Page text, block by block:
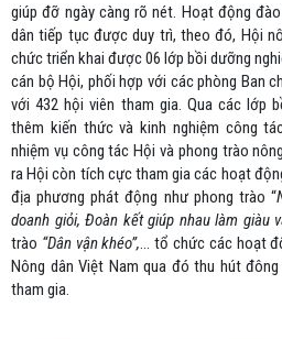
giúp đỡ ngày càng rõ nét. Hoạt động
dân tiếp tục được duy trì, theo đó, Hội
chức triển khai được 06 lớp bồi dưỡng
cán bộ Hội, phối hợp với các phòng Ban
với 432 hội viên tham gia. Qua các lớp
thêm kiến thức và kinh nghiệm công
nhiệm vụ công tác Hội và phong trào
ra Hội còn tích cực tham gia các hoạt
địa phương phát động như phong trào “
doanh giỏi, Đoàn kết giúp nhau làm giàu
trào “Dân vận khéo”,… tổ chức các hoạt
Nông dân Việt Nam qua đó thu hút
tham gia.